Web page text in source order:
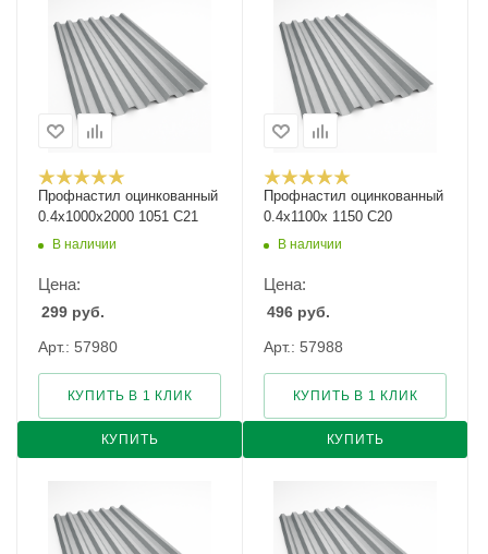
Профнастил оцинкованный
0.4х1000х2000 1051 С21
В наличии
Цена:
299 руб.
Арт.: 57980
КУПИТЬ
КУПИТЬ В 1 КЛИК
Профнастил оцинкованный
0.4х1100х 1150 С20
В наличии
Цена:
496 руб.
Арт.: 57988
КУПИТЬ
КУПИТЬ В 1 КЛИК